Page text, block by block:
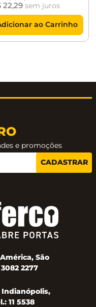
22,29sem juros
ao Carrinho
e promoções
CADASTRAR
São
2277
Indianópolis,
11 5538